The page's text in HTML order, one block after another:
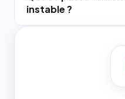
instable ?